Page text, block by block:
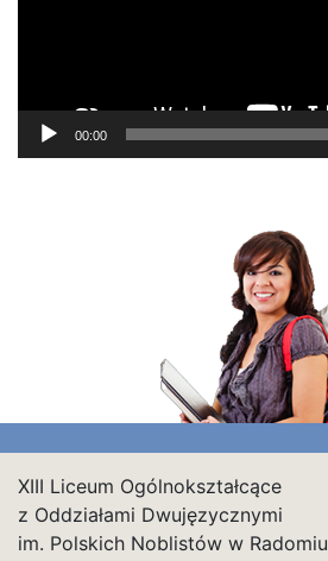
00:00
XIII Liceum Ogólnokształcące
z Oddziałami Dwujęzycznymi
im. Polskich Noblistów w Radomiu